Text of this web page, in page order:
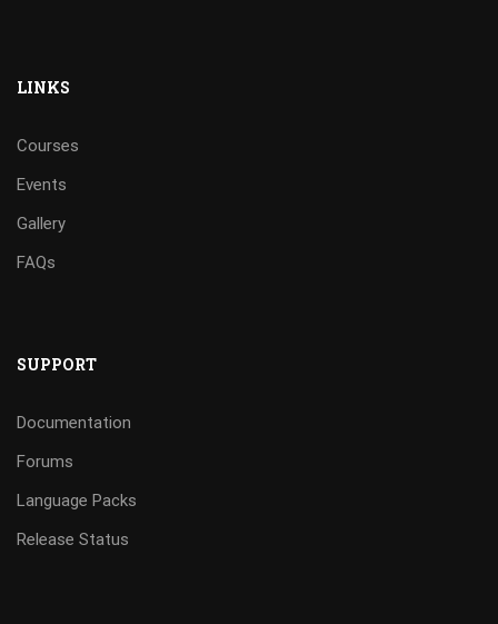
LINKS
Courses
Events
Gallery
FAQs
SUPPORT
Documentation
Forums
Language Packs
Release Status